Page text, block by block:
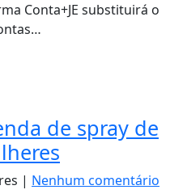
Conta+JE substituirá o
de spray de
| Nenhum comentário